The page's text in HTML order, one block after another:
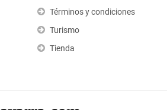
Términos y condiciones
Turismo
Tienda